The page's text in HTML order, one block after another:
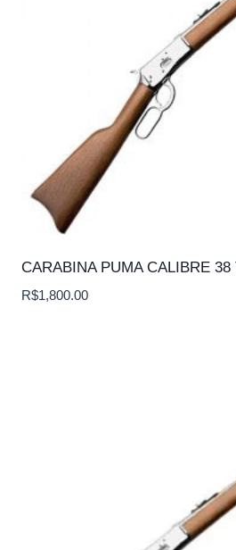
CARABINA PUMA CALIBRE
R$1,800.00